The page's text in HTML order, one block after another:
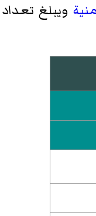
ويبلغ تعداد سكانها